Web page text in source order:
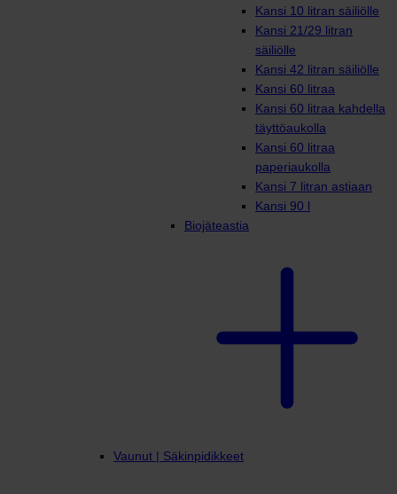
Kansi 10 litran säiliölle
Kansi 21/29 litran
säiliölle
Kansi 42 litran säiliölle
Kansi 60 litraa
Kansi 60 litraa kahdella
täyttöaukolla
Kansi 60 litraa
paperiaukolla
Kansi 7 litran astiaan
Kansi 90 l
Biojäteastia
Vaunut | Säkinpidikkeet